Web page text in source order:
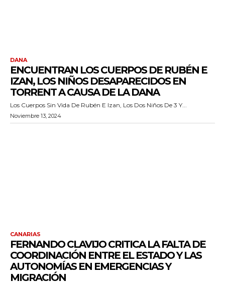
DANA
ENCUENTRAN LOS CUERPOS DE RUBÉN E
IZAN, LOS NIÑOS DESAPARECIDOS EN
TORRENT A CAUSA DE LA DANA
Los Cuerpos Sin Vida De Rubén E Izan, Los Dos Niños De 3 Y...
Noviembre 13, 2024
CANARIAS
FERNANDO CLAVIJO CRITICA LA FALTA DE
COORDINACIÓN ENTRE EL ESTADO Y LAS
AUTONOMÍAS EN EMERGENCIAS Y
MIGRACIÓN